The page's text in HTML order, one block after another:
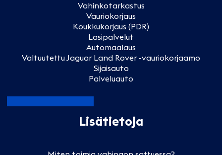
Vahinkotarkastus
Vauriokorjaus
Koukkukorjaus (PDR)
Lasipalvelut
Automaalaus
Valtuutettu Jaguar Land Rover -vauriokorjaamo
Sijaisauto
Palveluauto
Lisätietoja